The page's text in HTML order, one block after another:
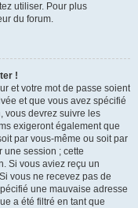
utiliser. Pour plus
du forum.
!
et votre mot de passe soient
et que vous avez spécifié
vous devrez suivre les
exigeront également que
par vous-même ou soit par
une session ; cette
Si vous aviez reçu un
vous ne recevez pas de
une mauvaise adresse
a été filtré en tant que